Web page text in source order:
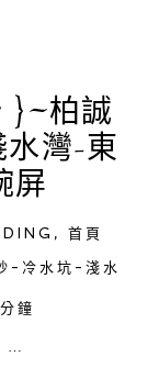
}~柏誠
灣-東
屏
,首頁
-冷水坑-淺水
鐘
…